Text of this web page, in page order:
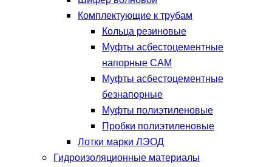
Комплектующие к трубам
Кольца резиновые
Муфты асбестоцементные
напорные САМ
Муфты асбестоцементные
безнапорные
Муфты полиэтиленовые
Пробки полиэтиленовые
Лотки марки ЛЭОД
Гидроизоляционные материалы